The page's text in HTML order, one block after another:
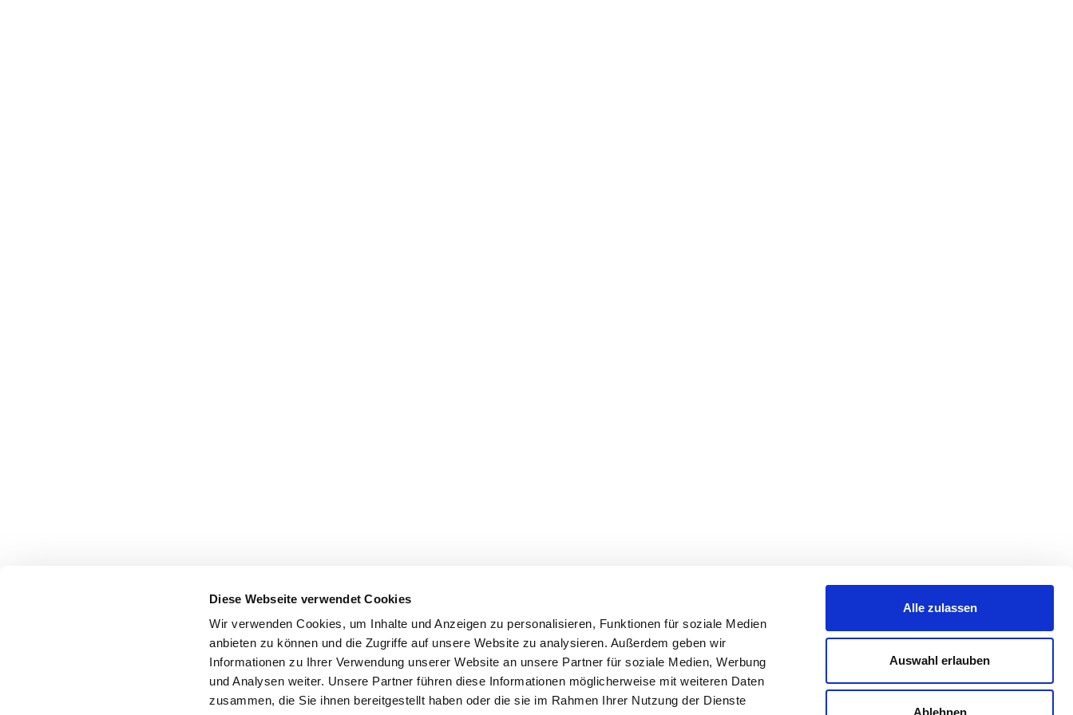
Diese Webseite verwendet Cookies
Wir verwenden Cookies, um Inhalte und Anzeigen zu personalisieren, Funktionen für soziale Medien
anbieten zu können und die Zugriffe auf unsere Website zu analysieren. Außerdem geben wir
Informationen zu Ihrer Verwendung unserer Website an unsere Partner für soziale Medien, Werbung
und Analysen weiter. Unsere Partner führen diese Informationen möglicherweise mit weiteren Daten
zusammen, die Sie ihnen bereitgestellt haben oder die sie im Rahmen Ihrer Nutzung der Dienste
Alle zulassen
Auswahl erlauben
Ablehnen